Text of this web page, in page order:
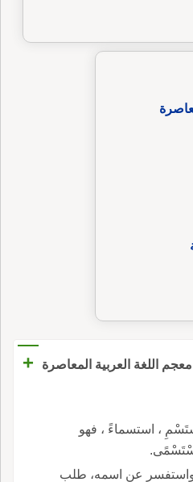
معجم اللغة العربية المعاصرة +
، استسماءً ، فهو
واستفسر عن اسمه، طلب